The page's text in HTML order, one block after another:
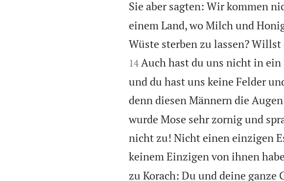
Sie aber sagten: Wir kommen
einem Land, wo Milch und
Wüste sterben zu lassen?
14 Auch hast du uns nicht in
und du hast uns keine Felder
denn diesen Männern die
wurde Mose sehr zornig und
nicht zu! Nicht einen einzigen
keinem Einzigen von ihnen
zu Korach: Du und deine ganze